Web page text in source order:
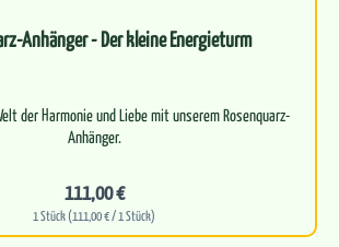
Anhänger - Der kleine Energieturm
der Harmonie und Liebe mit unserem Rosenquarz-
Anhänger.
111,00 €
1 Stück (111,00 € / 1 Stück)